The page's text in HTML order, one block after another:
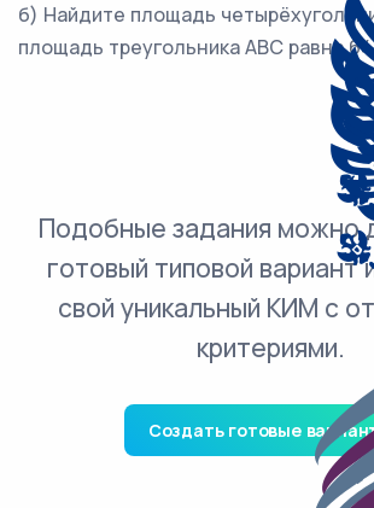
б) Найдите площадь
площадь треугольника ABC равна
Подобные задания можно
готовый типовой вариант
свой уникальный КИМ с
критериями.
Создать готовые